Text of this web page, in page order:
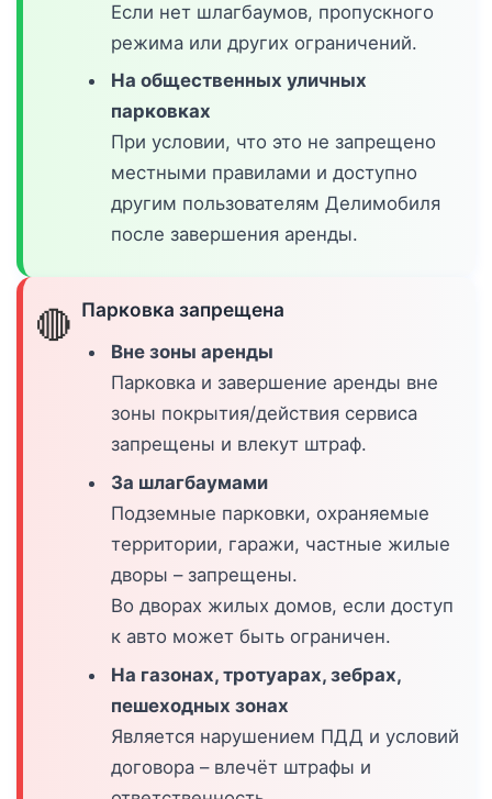
Если нет шлагбаумов, пропускного
режима или других ограничений.
На общественных уличных
парковках
При условии, что это не запрещено
местными правилами и доступно
другим пользователям Делимобиля
после завершения аренды.
🔴 Парковка запрещена
Вне зоны аренды
Парковка и завершение аренды вне
зоны покрытия/действия сервиса
запрещены и влекут штраф.
За шлагбаумами
Подземные парковки, охраняемые
территории, гаражи, частные жилые
дворы – запрещены.
Во дворах жилых домов, если доступ
к авто может быть ограничен.
На газонах, тротуарах, зебрах,
пешеходных зонах
Является нарушением ПДД и условий
договора – влечёт штрафы и